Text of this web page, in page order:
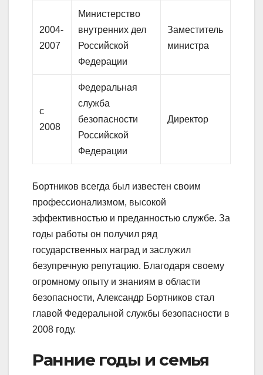
2004-
2007
Министерство
внутренних дел
Российской
Федерации
Заместитель
министра
с
2008
Федеральная
служба
безопасности
Российской
Федерации
Директор
Бортников всегда был известен своим
профессионализмом, высокой
эффективностью и преданностью службе. За
годы работы он получил ряд
государственных наград и заслужил
безупречную репутацию. Благодаря своему
огромному опыту и знаниям в области
безопасности, Александр Бортников стал
главой Федеральной службы безопасности в
2008 году.
Ранние годы и семья